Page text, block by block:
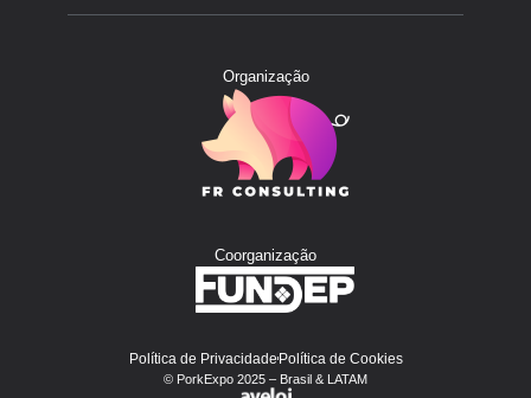
Organização
Coorganização
Política de PrivacidadePolítica de Cookies
© PorkExpo 2025 – Brasil & LATAM